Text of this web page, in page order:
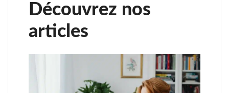
Découvrez nos
articles